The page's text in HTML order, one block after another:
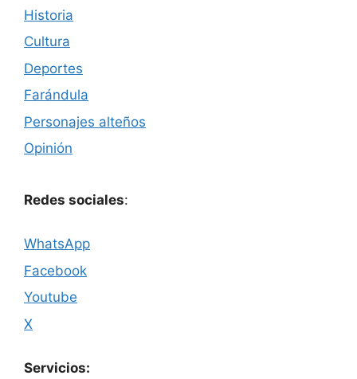
Historia
Cultura
Deportes
Farándula
Personajes alteños
Opinión
Redes sociales:
WhatsApp
Facebook
Youtube
X
Servicios: